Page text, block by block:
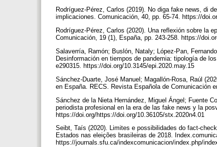
Rodríguez-Pérez, Carlos (2019). No diga fake news, di
implicaciones. Comunicación, 40, pp. 65-74. https://
Rodríguez-Pérez, Carlos (2020). Una reflexión sobre la
Comunicación, 19 (1), España, pp. 243-258. https://
Salaverría, Ramón; Buslón, Nataly; López-Pan,
Desinformación en tiempos de pandemia: tipología de
e290315. https://doi.org/10.3145/epi.2020.may.15
Sánchez-Duarte, José Manuel; Magallón-Rosa, Raúl
en España. RECS. Revista Española de Comunicación
Sánchez de la Nieta Hernández, Miguel Ángel; Fuente
periodista profesional en la era de las fake news y la
https://doi.org/https://doi.org/10.36105/stx.2020n4.01
Seibt, Taís (2020). Limites e possibilidades do fact-
Estados nas eleições brasileiras de 2018.
https://journals.sfu.ca/indexcomunicacion/index.php/